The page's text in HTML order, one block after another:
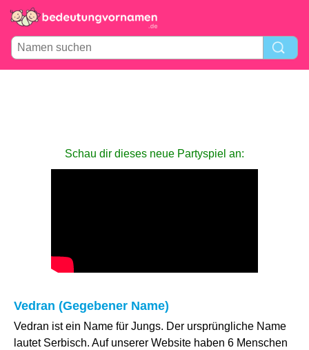
Schau dir dieses neue Partyspiel an:
Vedran (Gegebener Name)
Vedran ist ein Name für Jungs. Der ursprüngliche Name
lautet Serbisch. Auf unserer Website haben 6 Menschen